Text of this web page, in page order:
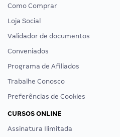
Como Comprar
Loja Social
Validador de documentos
Conveniados
Programa de Afiliados
Trabalhe Conosco
Preferências de Cookies
CURSOS ONLINE
Assinatura Ilimitada